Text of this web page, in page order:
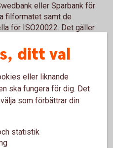
eller Sparbank för
filformatet samt de
för ISO20022. Det gäller
behöver du först
Funktioner, prestanda
ditt val
eller liknande
ska fungera för dig. Det
som förbättrar din
statistik